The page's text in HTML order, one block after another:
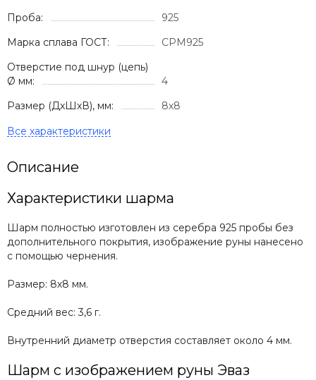
Проба:
925
Марка сплава ГОСТ:
СРМ925
Отверстие под шнур (цепь)
Ø мм:
4
Размер (ДхШхВ), мм:
8х8
Описание
Характеристики шарма
Шарм полностью изготовлен из серебра 925 пробы без
дополнительного покрытия, изображение руны нанесено
с помощью чернения.
Размер: 8х8 мм.
Средний вес: 3,6 г.
Внутренний диаметр отверстия составляет около 4 мм.
Шарм с изображением руны Эваз